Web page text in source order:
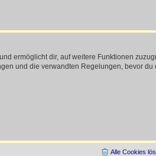
ermöglicht dir, auf weitere Funktionen
und die verwandten Regelungen, bevor du
Alle Cookies